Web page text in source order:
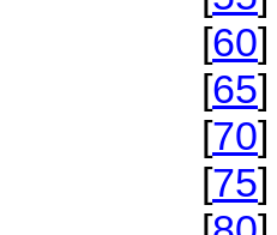
[60]
[65]
[70]
[75]